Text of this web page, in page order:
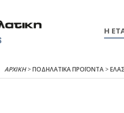
Η
ΑΡΧΙΚΉ>ΠΟΔΗΛΑΤΙΚΑ ΠΡΟΪΟΝΤΑ>